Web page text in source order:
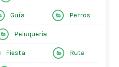
Guía Perros
Peluqueria
Fiesta Ruta